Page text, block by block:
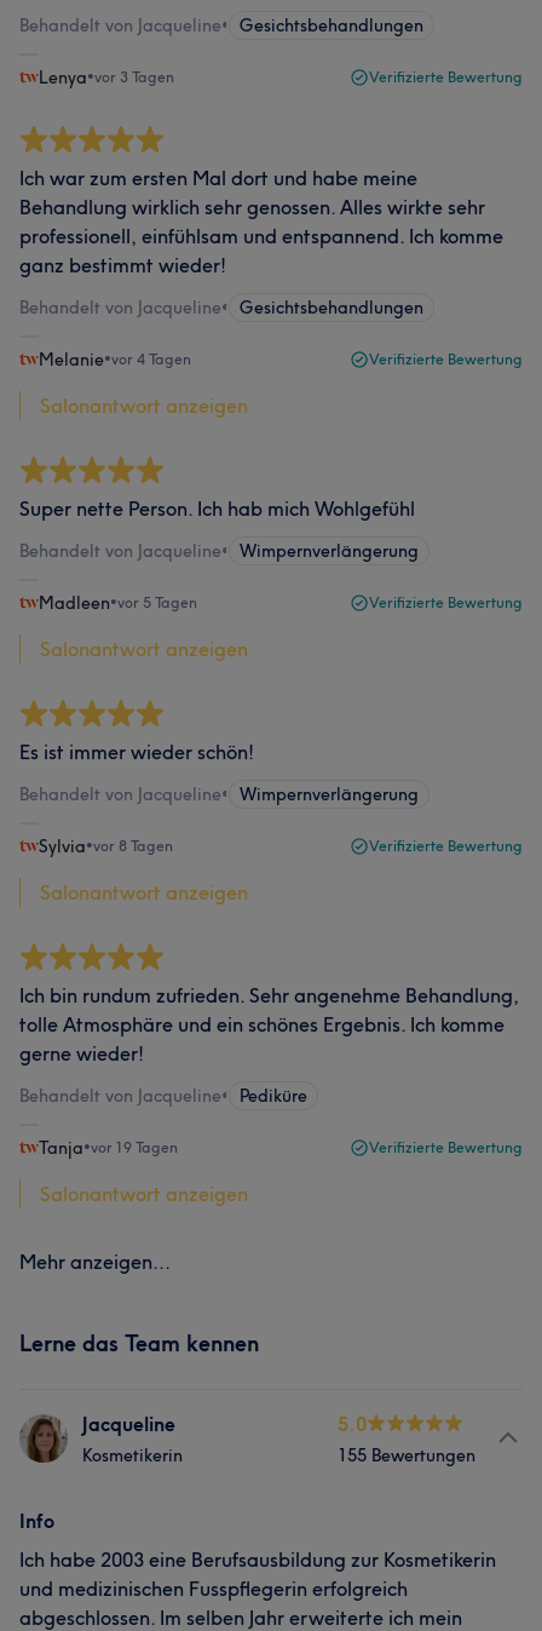
Behandelt von Jacqueline• Gesichtsbehandlungen
Lenya•vor 3 Tagen Verifizierte Bewertung
Ich war zum ersten Mal dort und habe meine
Behandlung wirklich sehr genossen. Alles wirkte sehr
professionell, einfühlsam und entspannend. Ich komme
ganz bestimmt wieder!
Behandelt von Jacqueline• Gesichtsbehandlungen
Melanie•vor 4 Tagen Verifizierte Bewertung
Salonantwort anzeigen
Super nette Person. Ich hab mich Wohlgefühl
Behandelt von Jacqueline• Wimpernverlängerung
Madleen•vor 5 Tagen Verifizierte Bewertung
Salonantwort anzeigen
Es ist immer wieder schön!
Behandelt von Jacqueline• Wimpernverlängerung
Sylvia•vor 8 Tagen Verifizierte Bewertung
Salonantwort anzeigen
Ich bin rundum zufrieden. Sehr angenehme Behandlung,
tolle Atmosphäre und ein schönes Ergebnis. Ich komme
gerne wieder!
Behandelt von Jacqueline• Pediküre
Tanja•vor 19 Tagen Verifizierte Bewertung
Salonantwort anzeigen
Mehr anzeigen...
Lerne das Team kennen
Jacqueline
Kosmetikerin
5.0
155 Bewertungen
Info
Ich habe 2003 eine Berufsausbildung zur Kosmetikerin
und medizinischen Fusspflegerin erfolgreich
abgeschlossen. Im selben Jahr erweiterte ich mein